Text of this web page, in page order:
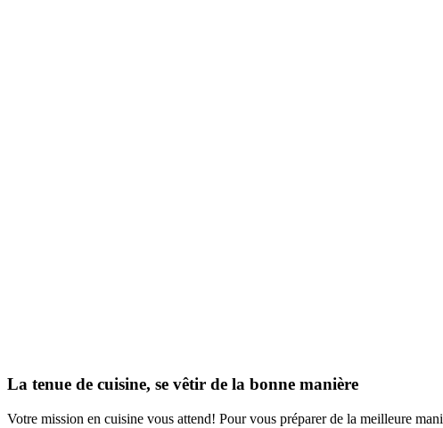
La tenue de cuisine, se vêtir de la bonne manière
Votre mission en cuisine vous attend! Pour vous préparer de la meilleure